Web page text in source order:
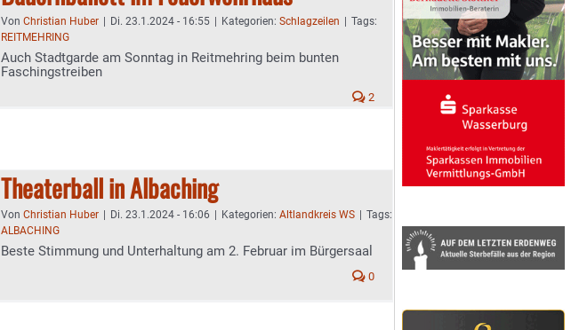
Von Christian Huber Di. 23.1.2024 - 16:55 Kategorien: Schlagzeilen
Tags:
REITMEHRING
Auch Stadtgarde am Sonntag in Reitmehring beim bunten
Faschingstreiben
2
Theaterball in Albaching
Von Christian Huber Di. 23.1.2024 - 16:06 Kategorien: Altlandkreis WS
Tags:
ALBACHING
Beste Stimmung und Unterhaltung am 2. Februar im Bürgersaal
0